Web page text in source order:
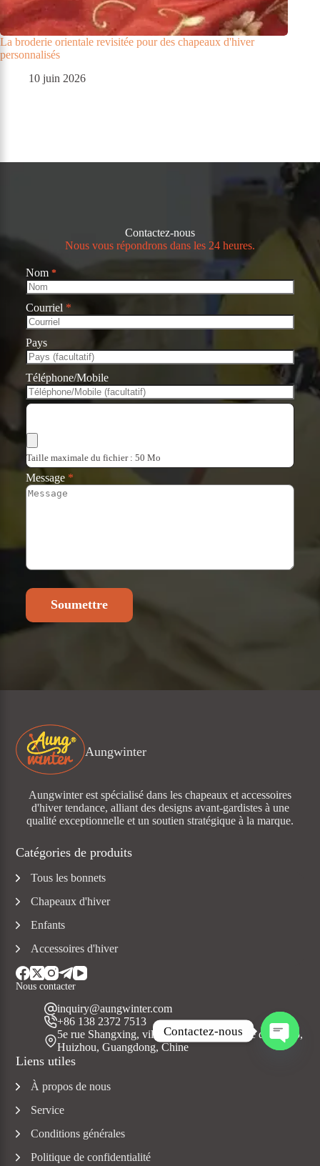
La broderie orientale revisitée pour des chapeaux d'hiver
personnalisés
10 juin 2026
Contactez-nous
Nous vous répondrons dans les 24 heures.
Nom *
Courriel *
Pays
Téléphone/Mobile
Taille maximale du fichier : 50 Mo
Message *
Soumettre
Aungwinter
Aungwinter est spécialisé dans les chapeaux et accessoires
d'hiver tendance, alliant des designs avant-gardistes à une
qualité exceptionnelle et un soutien stratégique à la marque.
Nous contacter
inquiry@aungwinter.com
+86 138 2372 7513
5e rue Shangxing, ville de Yuanzhou, comté de Boluo,
Huizhou, Guangdong, Chine
Liens utiles
À propos de nous
Service
Conditions générales
Politique de confidentialité
Catégories de produits
Tous les bonnets
Chapeaux d'hiver
Enfants
Accessoires d'hiver
Contactez-nous